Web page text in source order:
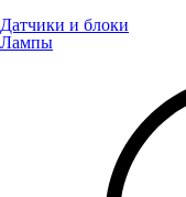
Датчики и блоки
Лампы